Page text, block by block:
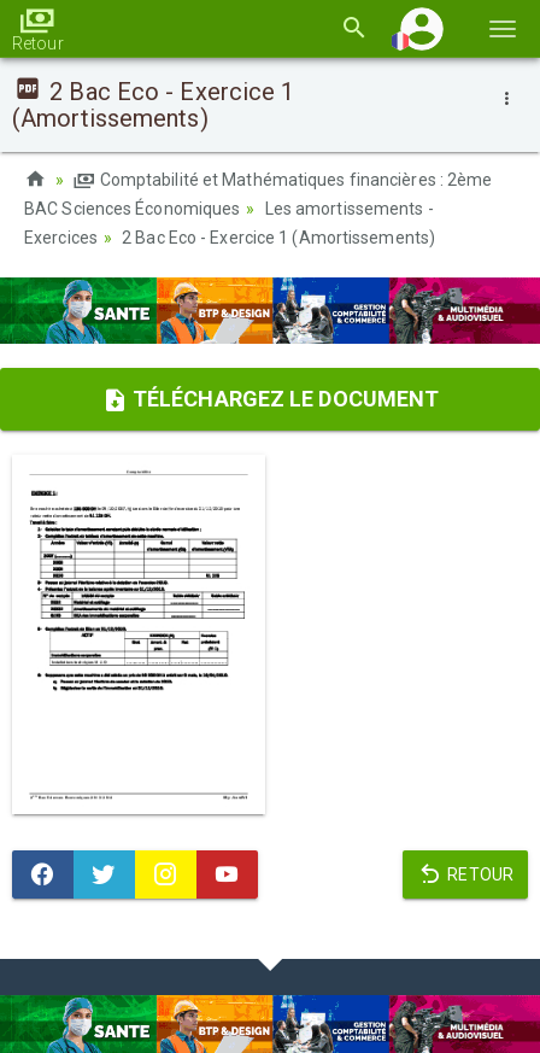
la
Retour
2 Bac Eco - Exercice 1
(Amortissements)
Comptabilité et Mathématiques financières : 2ème
BAC Sciences Économiques
Les amortissements -
Exercices
2 Bac Eco - Exercice 1 (Amortissements)
TÉLÉCHARGEZ LE DOCUMENT
RETOUR